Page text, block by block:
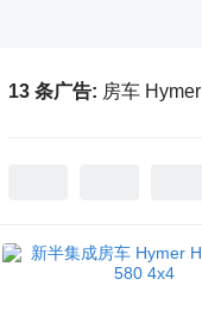
13 条广告: 房车 Hymer